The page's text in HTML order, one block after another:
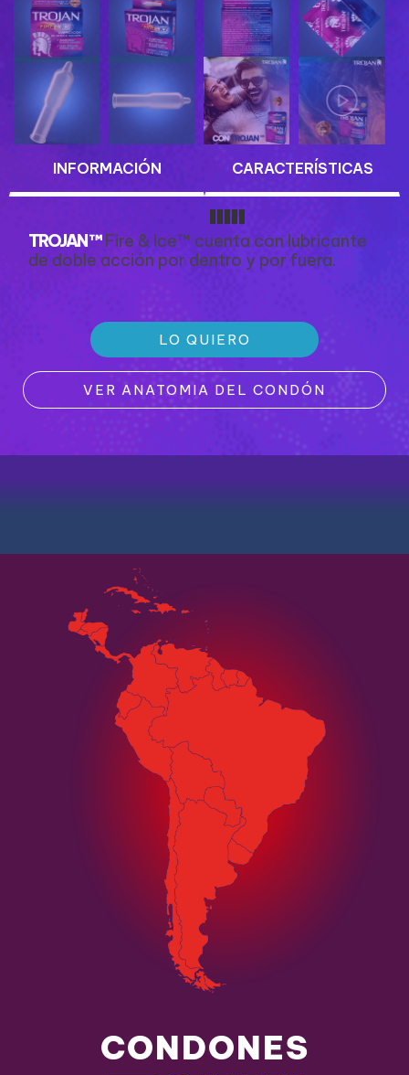
INFORMACIÓN CARACTERÍSTICAS
TROJAN™Fire & Ice™ cuenta con lubricante
de doble acción por dentro y por fuera.
LO QUIERO
VER ANATOMIA DEL CONDÓN
CONDONES